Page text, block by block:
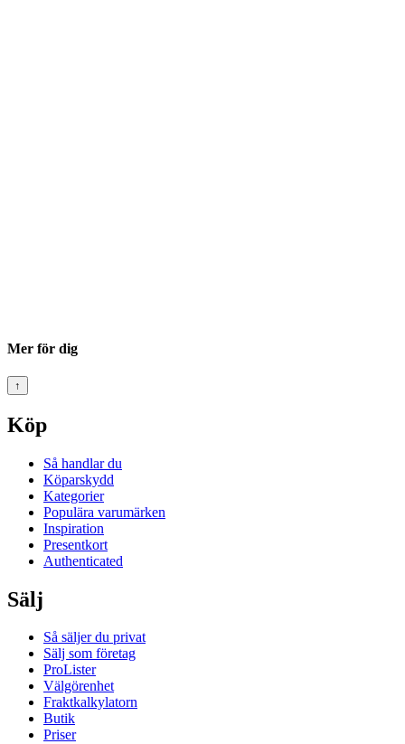
Mer för dig
↑
Köp
Så handlar du
Köparskydd
Kategorier
Populära varumärken
Inspiration
Presentkort
Authenticated
Sälj
Så säljer du privat
Sälj som företag
ProLister
Välgörenhet
Fraktkalkylatorn
Butik
Priser